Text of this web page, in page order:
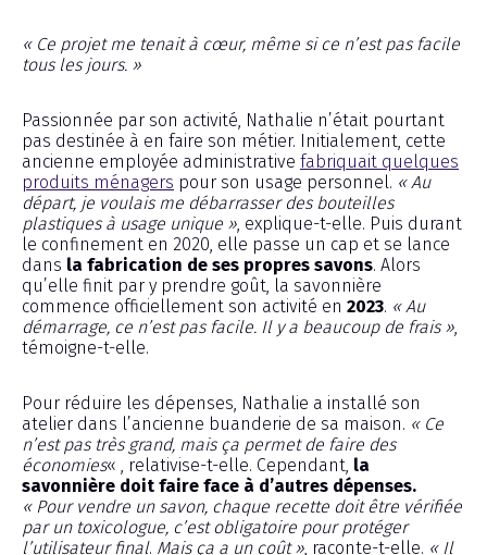
« Ce projet me tenait à cœur, même si ce n’est pas facile
tous les jours. »
Passionnée par son activité, Nathalie n’était pourtant
pas destinée à en faire son métier. Initialement, cette
ancienne employée administrative fabriquait quelques
produits ménagers pour son usage personnel. « Au
départ, je voulais me débarrasser des bouteilles
plastiques à usage unique » , explique-t-elle. Puis durant
le confinement en 2020, elle passe un cap et se lance
dans la fabrication de ses propres savons. Alors
qu’elle finit par y prendre goût, la savonnière
commence officiellement son activité en 2023. « Au
démarrage, ce n’est pas facile. Il y a beaucoup de frais »
témoigne-t-elle.
Pour réduire les dépenses, Nathalie a installé son
atelier dans l’ancienne buanderie de sa maison. « Ce
n’est pas très grand, mais ça permet de faire des
économies« , relativise-t-elle. Cependant, la
savonnière doit faire face à d’autres dépenses.
« Pour vendre un savon, chaque recette doit être vérifiée
par un toxicologue, c’est obligatoire pour protéger
l’utilisateur final. Mais ça a un coût » , raconte-t-elle. « Il